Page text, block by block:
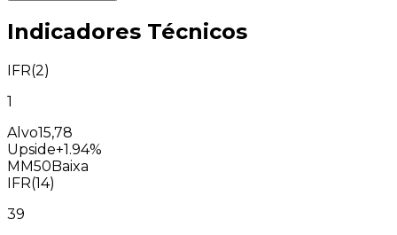
Indicadores Técnicos
IFR(2)
1
Alvo15,78
Upside+1.94%
MM50Baixa
IFR(14)
39